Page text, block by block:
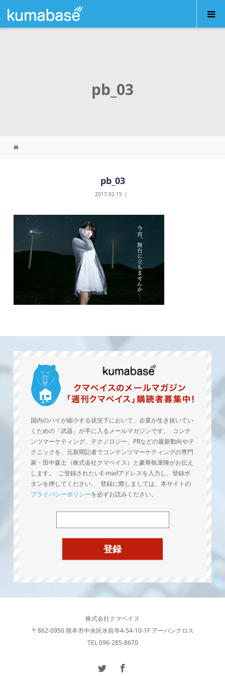
pb_03
pb_03
2017.02.15
国内のパイが縮小する状況下において、企業が生き抜いてい
くための「武器」が手に入るメールマガジンです。 コンテ
ンツマーケティング、テクノロジー、PRなどの最新動向やテ
クニックを、元新聞記者でコンテンツマーケティングの専門
家・田中森士（株式会社クマベイス）と豪華執筆陣がお伝え
します。 ご登録されたいE-mailアドレスを入力し、登録ボ
タンを押してください。 登録に際しましては、本サイトの
プライバシーポリシーを必ずお読みください。
株式会社クマベイス
〒862-0950 熊本市中央区水前寺4-54-10-1F アーバンクロス
TEL 096-285-8670